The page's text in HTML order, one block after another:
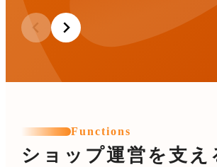
Functions
ショップ運営を支え